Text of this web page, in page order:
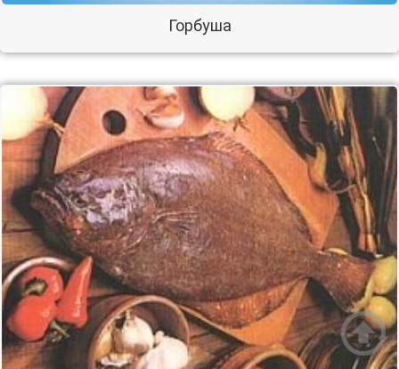
Горбуша